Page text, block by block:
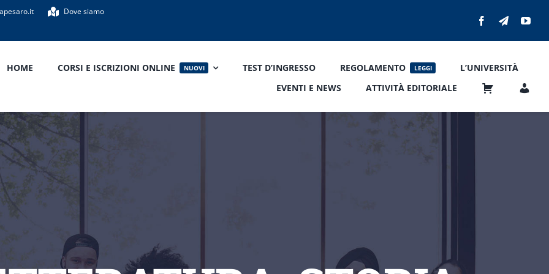
Dove siamo
HOME CORSI E ISCRIZIONI ONLINE NUOVI TEST D’INGRESSO REGOLAMENTO LEGGI
L’UNIVERSITÀ
EVENTI E NEWS
ATTIVITÀ EDITORIALE